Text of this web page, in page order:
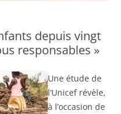
depuis vingt
responsables »
Une étude de
l’Unicef révèle,
à l’occasion de